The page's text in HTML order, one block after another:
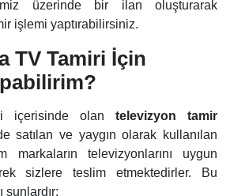
üzerinde bir ilan oluşturarak
işlemi yaptırabilirsiniz.
TV Tamiri İçin
içerisinde olan televizyon tamir
satılan ve yaygın olarak kullanılan
markaların televizyonlarını uygun
sizlere teslim etmektedirler. Bu
şunlardır: